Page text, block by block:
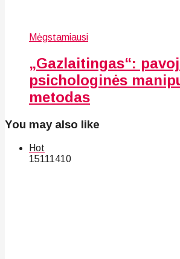
Mėgstamiausi
„Gazlaitingas“:
psichologinės
metodas
You may also like
Hot
151 11410